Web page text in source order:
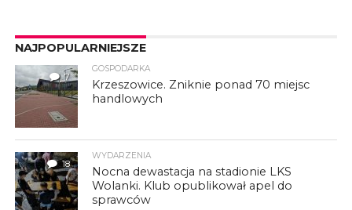
NAJPOPULARNIEJSZE
7
GOSPODARKA
Krzeszowice. Zniknie ponad 70 miejsc
handlowych
18
WYDARZENIA
Nocna dewastacja na stadionie LKS
Wolanki. Klub opublikował apel do
sprawców